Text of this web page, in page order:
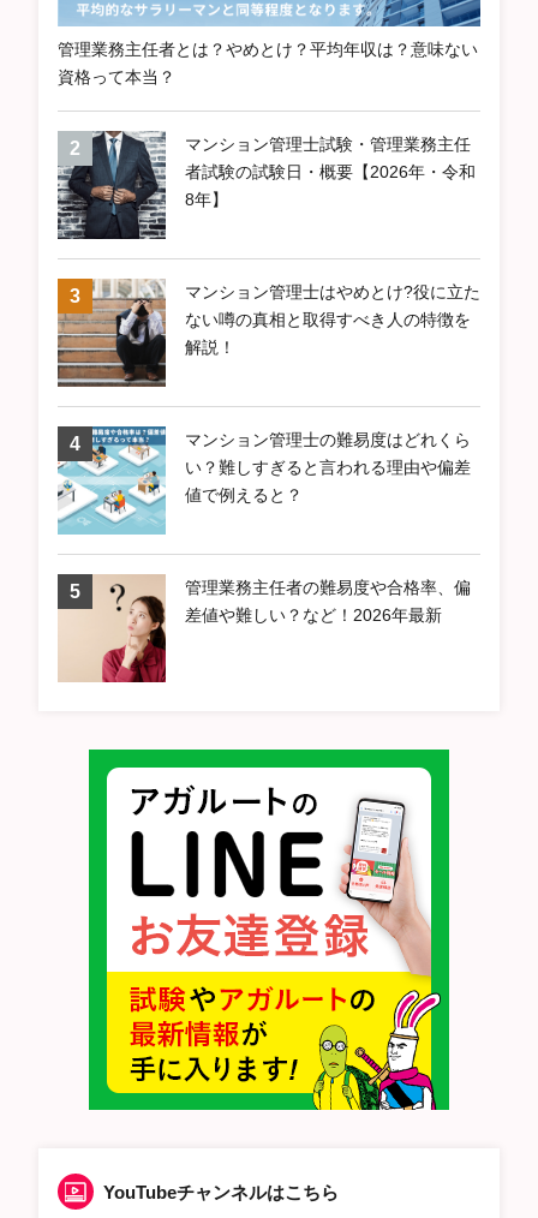
管理業務主任者とは？やめとけ？平均年収は？意味ない
資格って本当？
マンション管理士試験・管理業務主任
者試験の試験日・概要【2026年・令和
8年】
マンション管理士はやめとけ?役に立た
ない噂の真相と取得すべき人の特徴を
解説！
マンション管理士の難易度はどれくら
い？難しすぎると言われる理由や偏差
値で例えると？
管理業務主任者の難易度や合格率、偏
差値や難しい？など！2026年最新
YouTubeチャンネルはこちら